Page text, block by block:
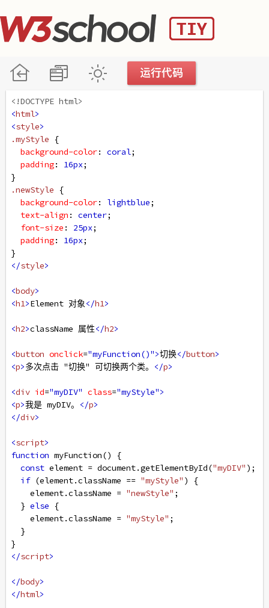
<!DOCTYPE html>
<html>
<style>
.myStyle {
background-color: coral;
padding: 16px;
}
.newStyle {
background-color: lightblue;
text-align : center;
font-size : 25px;
padding: 16px;
}
</style>
<body>
<h1>Element 对象</h1>
<h2>className 属性</h2>
<button onclick="myFunction()">切换</button>
<p>多次点击 "切换" 可切换两个类。 </p>
<div id="myDIV" class="myStyle">
<p>我是 myDIV。 </p>
</div>
<script>
function myFunction() {
const element = document.getElementById("myDIV" );
if (element.className == "myStyle" ) {
element.className = "newStyle" ;
  }
else {
element.className = "myStyle" ;
  }
}
</script>
</body>
</html>